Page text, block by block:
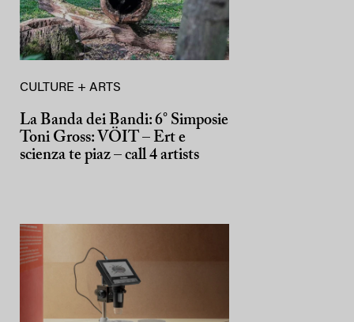
CULTURE + ARTS
La Banda dei Bandi: 6° Simposie
Toni Gross: VÖIT – Ert e
scienza te piaz – call 4 artists